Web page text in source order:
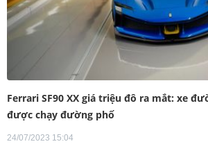
Ferrari SF90 XX giá triệu đô ra mắt: xe
được chạy đường phố
24/07/2023 15:04